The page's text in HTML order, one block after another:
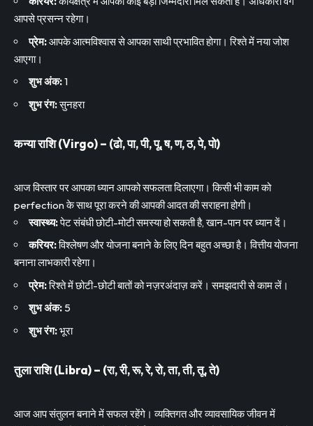
आपसे प्रसन्न रहेगा।
प्रेम:आपके आत्मविश्वास से आपका साथी प्रभावित होगा। रिश्ते में नया जोश
आएगा।
शुभ अंक:1
शुभ रंग:सुनहरा
कन्या राशि (Virgo) – (ढो, पा, पी, पू, ष, ण, ठ, पे, पो)
आज विस्तार पर आपका ध्यान आपको सफलता दिलाएगा। किसी भी काम को
perfection के साथ पूरा करने की आपकी आदत की सराहना होगी।
स्वास्थ्य:पेट संबंधी छोटी-मोटी समस्या हो सकती है, खान-पान पर ध्यान दें।
करियर:विश्लेषण और योजना बनाने के लिए दिन बहुत अच्छा है। वित्तीय योजना
बनाना लाभकारी रहेगा।
प्रेम:रिश्ते में छोटी-छोटी बातों को नज़रअंदाज़ करें। समझदारी से काम लें।
शुभ अंक: 5
शुभ रंग:भूरा
तुला राशि (Libra) – (रा, री, रू, रे, रो, ता, ती, तू, ते)
आज आप संतुलन बनाने में सफल रहेंगे। व्यक्तिगत और व्यावसायिक जीवन में